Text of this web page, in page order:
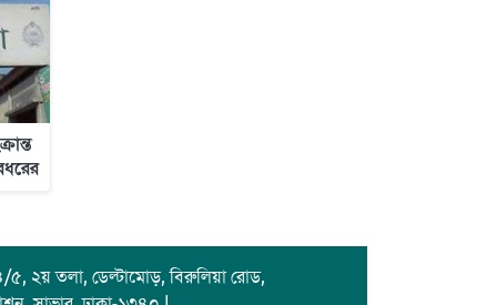
৫, ২য় তলা, ডেল্টামোড়, বিরুলিয়া রোড,